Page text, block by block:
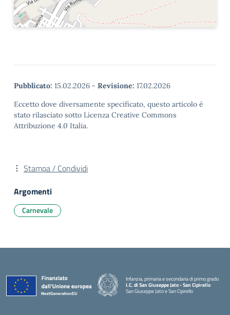
Pubblicato: 15.02.2026 - Revisione: 17.02.2026
Eccetto dove diversamente specificato, questo articolo è
stato rilasciato sotto Licenza Creative Commons
Attribuzione 4.0 Italia.
Stampa / Condividi
Argomenti
Carnevale
Infanzia, primaria e secondaria di primo grado
I.C. di San Giuseppe Jato - San Cipirello
San Giuseppe Jato e San Cipirello